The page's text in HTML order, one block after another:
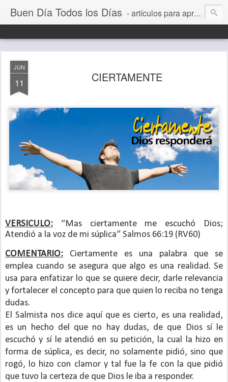
Buen Día Todos los Días - artículos para aprender a vivir mejor, un día a la vez. Por Juan C Quintero
JUN
11 CIERTAMENTE
VERSICULO: “Mas ciertamente me escuchó Dios;
Atendió a la voz de mi súplica” Salmos 66:19 (RV60)
COMENTARIO: Ciertamente es una palabra que se
emplea cuando se asegura que algo es una realidad. Se
usa para enfatizar lo que se quiere decir, darle relevancia
y fortalecer el concepto para que quien lo reciba no tenga
dudas.
El Salmista nos dice aquí que es cierto, es una realidad,
es un hecho del que no hay dudas, de que Dios sí le
escuchó y sí le atendió en su petición, la cual la hizo en
forma de súplica, es decir, no solamente pidió, sino que
rogó, lo hizo con clamor y tal fue la fe con la que pidió
que tuvo la certeza de que Dios le iba a responder.